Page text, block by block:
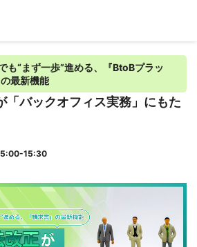
も“まず一歩”進める、『BtoBプラッ
最新機能
「バックオフィス実務」にもた
15:30